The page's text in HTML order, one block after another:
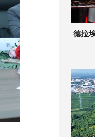
德拉